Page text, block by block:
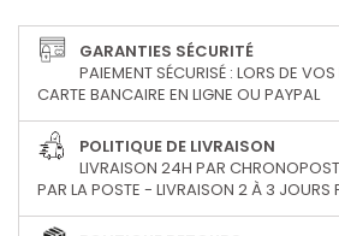
GARANTIES SÉCURITÉ
PAIEMENT SÉCURISÉ : LORS DE
CARTE BANCAIRE EN LIGNE OU PAYPAL
POLITIQUE DE LIVRAISON
LIVRAISON 24H PAR
PAR LA POSTE - LIVRAISON 2 À 3 JOURS